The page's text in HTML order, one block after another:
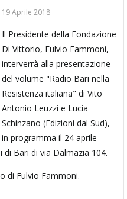
19 Aprile 2018
Il Presidente della Fondazione
Di Vittorio, Fulvio Fammoni,
interverrà alla presentazione
del volume "Radio Bari nella
Resistenza italiana" di Vito
Antonio Leuzzi e Lucia
Schinzano (Edizioni dal Sud),
in programma il 24 aprile
di Bari di via Dalmazia 104.
di Fulvio Fammoni.